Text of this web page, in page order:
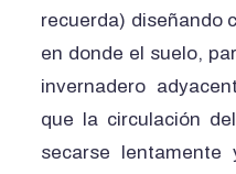
recuerda) diseñando
en donde el suelo,
invernadero
que la circulación
secarse